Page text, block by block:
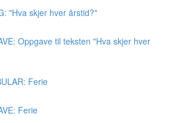
"Hva skjer hver årstid?"
Oppgave til teksten "Hva skjer hver
Ferie
Ferie